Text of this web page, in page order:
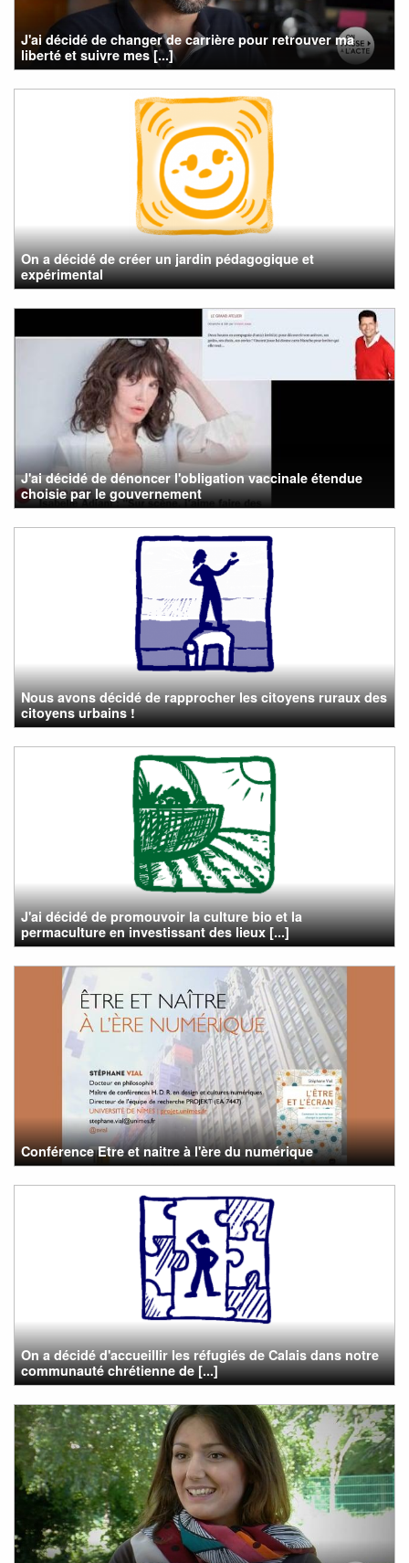
J'ai décidé de changer de carrière pour retrouver ma
liberté et suivre mes [...]
On a décidé de créer un jardin pédagogique et
expérimental
J'ai décidé de dénoncer l'obligation vaccinale étendue
choisie par le gouvernement
Nous avons décidé de rapprocher les citoyens ruraux des
citoyens urbains !
J'ai décidé de promouvoir la culture bio et la
permaculture en investissant des lieux [...]
Conférence Etre et naitre à l'ère du numérique
On a décidé d'accueillir les réfugiés de Calais dans notre
communauté chrétienne de [...]